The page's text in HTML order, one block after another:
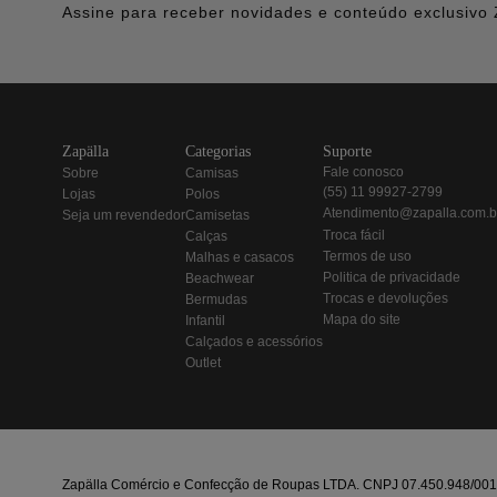
Assine para receber novidades e conteúdo exclusivo
zapälla
sobre
lojas
seja um revendedor
categorias
camisas
polos
camisetas
calças
malhas e casacos
beachwear
bermudas
infantil
calçados e acessórios
outlet
suporte
fale conosco
(55) 11 99927-2799
troca fácil
termos de uso
politica de privacidade
trocas e devoluções
mapa do site
Zapälla Comércio e Confecção de Roupas LTDA. CNPJ 07.450.948/